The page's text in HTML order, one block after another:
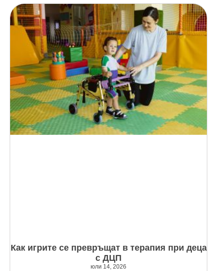
Как игрите се превръщат в терапия при деца
с ДЦП
юли 14, 2026